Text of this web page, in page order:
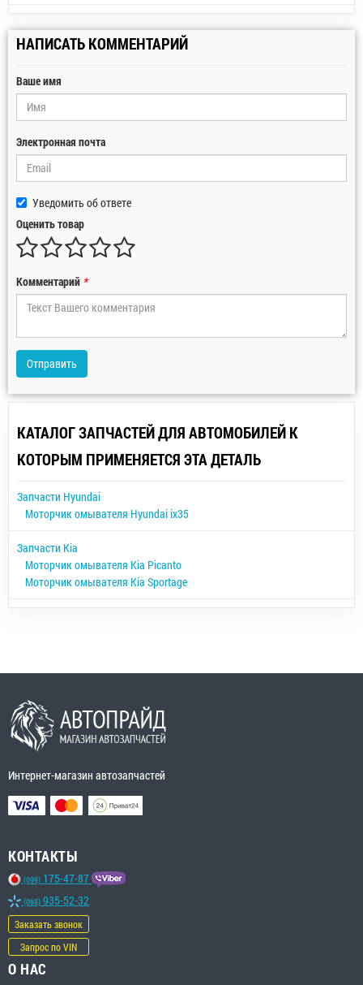
НАПИСАТЬ КОММЕНТАРИЙ
Ваше имя
Электронная почта
Уведомить об ответе
Оценить товар
Комментарий *
Отправить
КАТАЛОГ ЗАПЧАСТЕЙ ДЛЯ АВТОМОБИЛЕЙ К
КОТОРЫМ ПРИМЕНЯЕТСЯ ЭТА ДЕТАЛЬ
Запчасти Hyundai
Моторчик омывателя Hyundai ix35
Запчасти Kia
Моторчик омывателя Kia Picanto
Моторчик омывателя Kia Sportage
Интернет-магазин автозапчастей
КОНТАКТЫ
(099) 175-47-87
(068) 935-52-32
Заказать звонок
Запрос по VIN
О НАС